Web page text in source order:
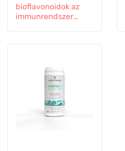
bioflavonoidok az
immunrendszer